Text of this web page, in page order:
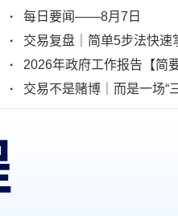
· 每日要闻——8月7日
· 交易复盘｜简单5步法快速
· 2026年政府工作报告【简要
· 交易不是赌博｜而是一场“
· 一文读懂三种止损逻辑的